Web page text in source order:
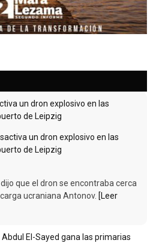
un dron explosivo en las
de Leipzig
que el dron se encontraba cerca
ucraniana Antonov. [Leer
El-Sayed gana las primarias